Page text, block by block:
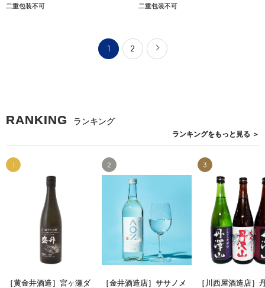
二重包装不可 二重包装不可
1 2
RANKING ランキング
ランキングをもっと見る ＞
1
［黄金井酒造］宮ヶ瀬ダ
2
［金井酒造店］ササノメ
3
［川西屋酒造店］